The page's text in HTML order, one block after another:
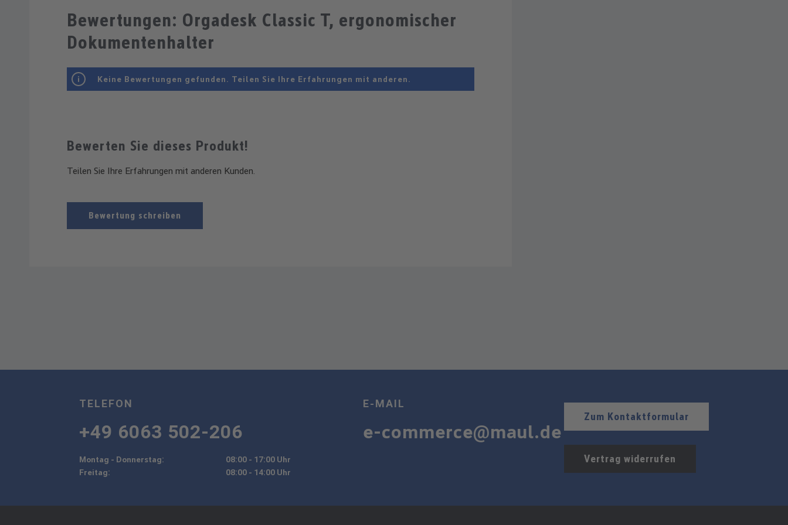
Bewertungen: Orgadesk Classic T, ergonomischer
Dokumentenhalter
Bewerten Sie dieses Produkt!
Teilen Sie Ihre Erfahrungen mit anderen Kunden.
Bewertung schreiben
Keine Bewertungen gefunden. Teilen Sie Ihre Erfahrungen mit anderen.
TELEFON
+49 6063 502-206
Montag - Donnerstag:
08:00 - 17:00 Uhr
Freitag:
08:00 - 14:00 Uhr
E-MAIL
e-commerce@maul.de
Zum Kontaktformular
Vertrag widerrufen